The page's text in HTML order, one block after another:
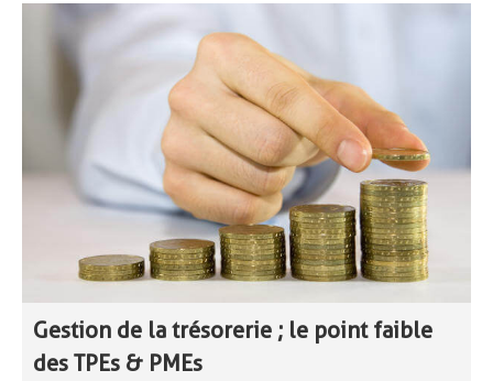
Gestion de la trésorerie ; le point faible
des TPEs & PMEs